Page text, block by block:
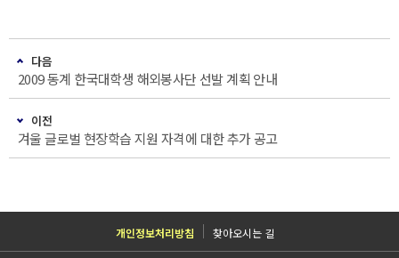
다음
2009 동계 한국대학생 해외봉사단 선발 계획 안내
이전
겨울 글로벌 현장학습 지원 자격에 대한 추가 공고
개인정보처리방침 찾아오시는 길